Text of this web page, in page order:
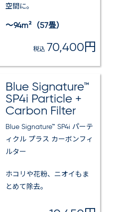
空間に​。
～94m²（57畳）
税込 70,400円
Blue Signature™
SP4i Particle +
Carbon Filter
Blue Signature™ SP4i パーテ
ィクル プラス カーボンフィ
ルター
ホコリや花粉、ニオイもま
とめて除去。